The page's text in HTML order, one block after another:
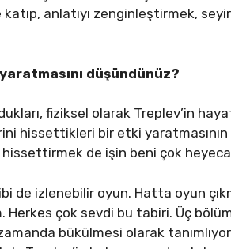
katıp, anlatıyı zenginleştirmek,
düşündünüz?
fiziksel olarak Treplev’in
hissettikleri bir etki
de işin beni çok
de izlenebilir oyun. Hatta oyun
Herkes çok sevdi bu tabiri. Üç
bükülmesi olarak